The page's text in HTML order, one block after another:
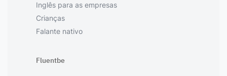
Inglês para as empresas
Crianças
Falante nativo
Fluentbe